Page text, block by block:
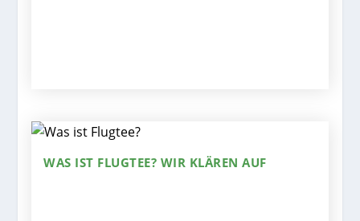
WAS IST FLUGTEE? WIR KLÄREN AUF